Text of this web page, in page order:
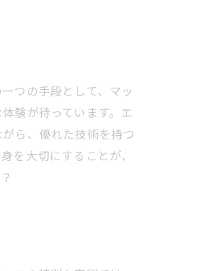
つの手段として、マッ
験が待っています。エ
ら、優れた技術を持つ
を大切にすることが、